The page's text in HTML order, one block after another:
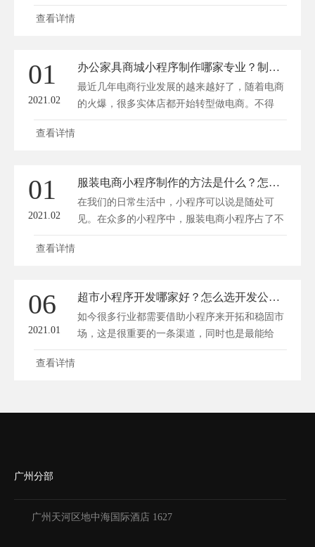
查看详情
01
2021.02
办公家具商城小程序制作哪家专业？制作费用需要多少？
最近几年电商行业发展的越来越好了，随着电商
的火爆，很多实体店都开始转型做电商。不得
不...
查看详情
01
2021.02
服装电商小程序制作的方法是什么？怎么搭建服装小程序?
在我们的日常生活中，小程序可以说是随处可
见。在众多的小程序中，服装电商小程序占了不
少...
查看详情
06
2021.01
超市小程序开发哪家好？怎么选开发公司？
如今很多行业都需要借助小程序来开拓和稳固市
场，这是很重要的一条渠道，同时也是最能给
商...
查看详情
广州分部
广州天河区地中海国际酒店 1627